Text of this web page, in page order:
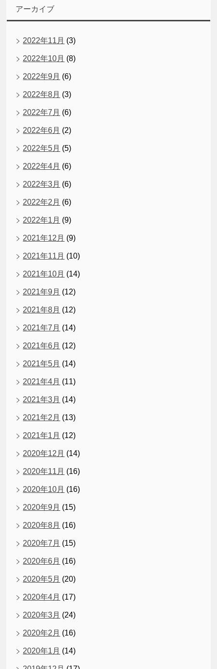
アーカイブ
2022年11月 (3)
2022年10月 (8)
2022年9月 (6)
2022年8月 (3)
2022年7月 (6)
2022年6月 (2)
2022年5月 (5)
2022年4月 (6)
2022年3月 (6)
2022年2月 (6)
2022年1月 (9)
2021年12月 (9)
2021年11月 (10)
2021年10月 (14)
2021年9月 (12)
2021年8月 (12)
2021年7月 (14)
2021年6月 (12)
2021年5月 (14)
2021年4月 (11)
2021年3月 (14)
2021年2月 (13)
2021年1月 (12)
2020年12月 (14)
2020年11月 (16)
2020年10月 (16)
2020年9月 (15)
2020年8月 (16)
2020年7月 (15)
2020年6月 (16)
2020年5月 (20)
2020年4月 (17)
2020年3月 (24)
2020年2月 (16)
2020年1月 (14)